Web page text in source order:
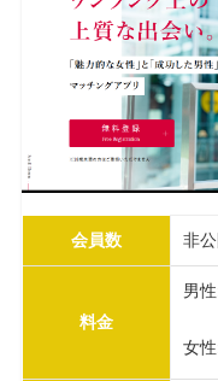
会員数 非
料金
男
女